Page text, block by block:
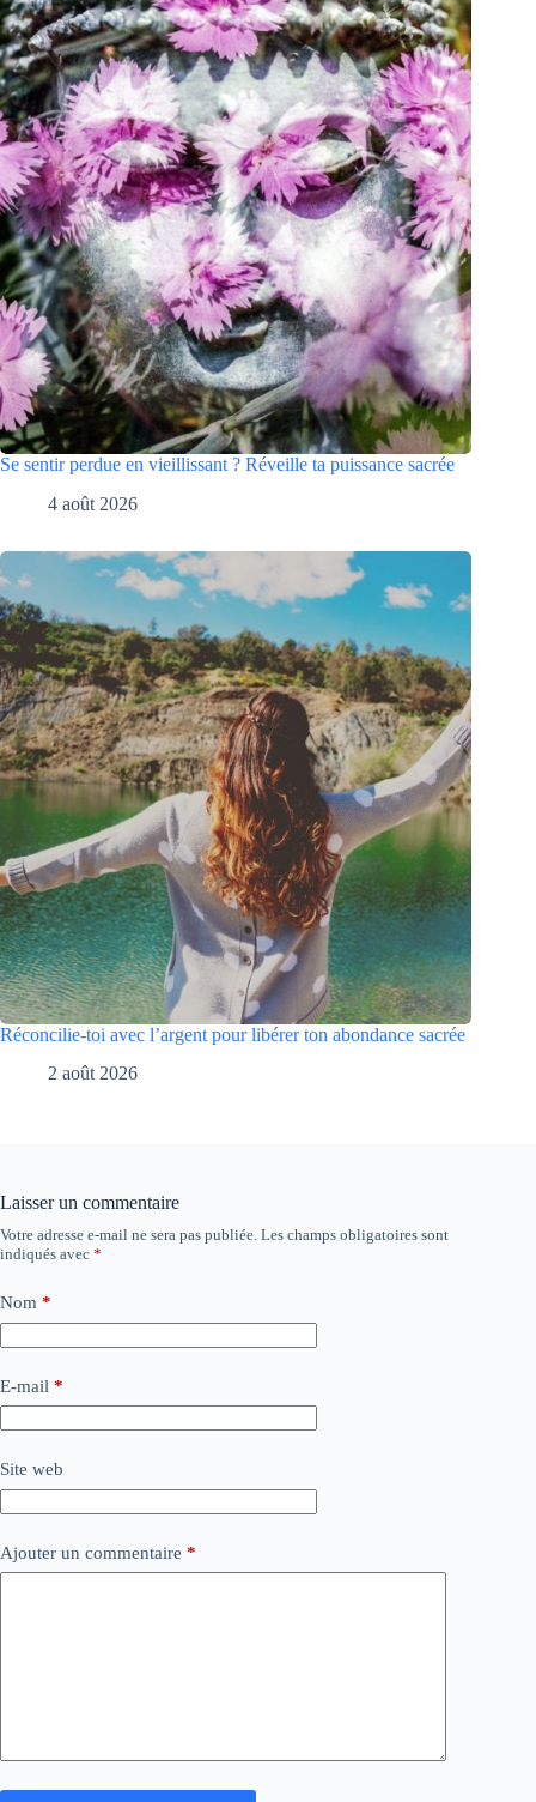
Se sentir perdue en vieillissant ? Réveille ta puissance sacrée
4 août 2026
Réconcilie-toi avec l’argent pour libérer ton abondance sacrée
2 août 2026
Laisser un commentaire
Votre adresse e-mail ne sera pas publiée. Les champs obligatoires sont
indiqués avec *
Nom *
E-mail *
Site web
Ajouter un commentaire *